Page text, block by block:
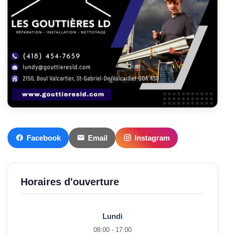
Facebook Email Instagram
Horaires d'ouverture
Lundi
08:00 - 17:00